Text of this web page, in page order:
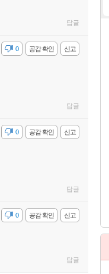
답글
신고
공감 확인
0
답글
신고
공감 확인
0
답글
신고
공감 확인
0
답글